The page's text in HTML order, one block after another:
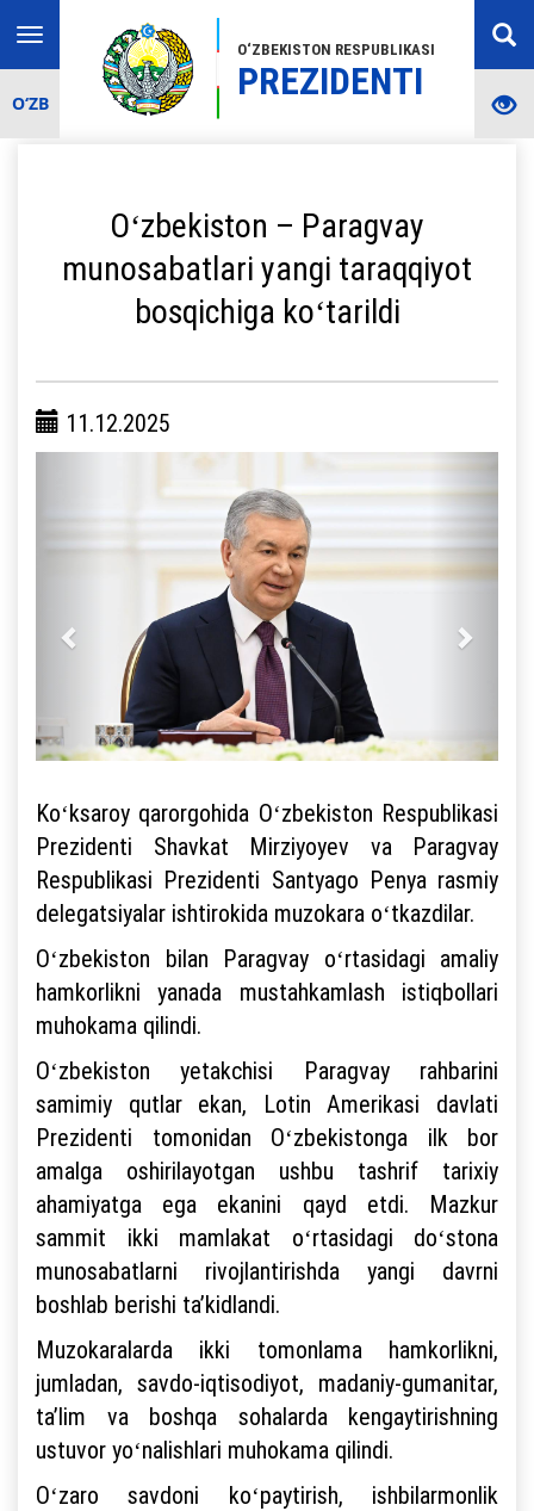
O‘ZBEKISTON RESPUBLIKASI
PREZIDENTI
Toggle
navigation
O‘ZB
Oʻzbekiston – Paragvay
munosabatlari yangi taraqqiyot
bosqichiga koʻtarildi
11.12.2025
Koʻksaroy qarorgohida Oʻzbekiston Respublikasi
Prezidenti Shavkat Mirziyoyev va Paragvay
Respublikasi Prezidenti Santyago Penya rasmiy
delegatsiyalar ishtirokida muzokara oʻtkazdilar.
Oʻzbekiston bilan Paragvay oʻrtasidagi amaliy
hamkorlikni yanada mustahkamlash istiqbollari
muhokama qilindi.
Oʻzbekiston yetakchisi Paragvay rahbarini
samimiy qutlar ekan, Lotin Amerikasi davlati
Prezidenti tomonidan Oʻzbekistonga ilk bor
amalga oshirilayotgan ushbu tashrif tarixiy
ahamiyatga ega ekanini qayd etdi. Mazkur
sammit ikki mamlakat oʻrtasidagi doʻstona
munosabatlarni rivojlantirishda yangi davrni
boshlab berishi taʼkidlandi.
Muzokaralarda ikki tomonlama hamkorlikni,
jumladan, savdo-iqtisodiyot, madaniy-gumanitar,
taʼlim va boshqa sohalarda kengaytirishning
ustuvor yoʻnalishlari muhokama qilindi.
Oʻzaro savdoni koʻpaytirish, ishbilarmonlik